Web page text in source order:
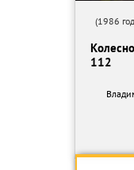
(1986
112